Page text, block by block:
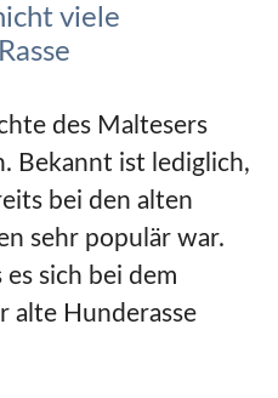
viele
des Maltesers
Bekannt ist lediglich,
bei den alten
sehr populär war.
sich bei dem
alte Hunderasse